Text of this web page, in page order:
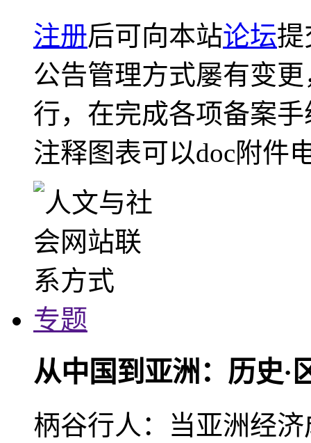
注册后可向本站论坛提
公告管理方式屡有变
行，在完成各项备案
注释图表可以doc附件
专题
从中国到亚洲：历史·
柄谷行人：当亚洲经